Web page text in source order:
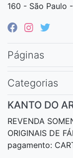
160 - São Paulo
Páginas
Categorias
KANTO DO
REVENDA
ORIGINAIS DE
pagamento: